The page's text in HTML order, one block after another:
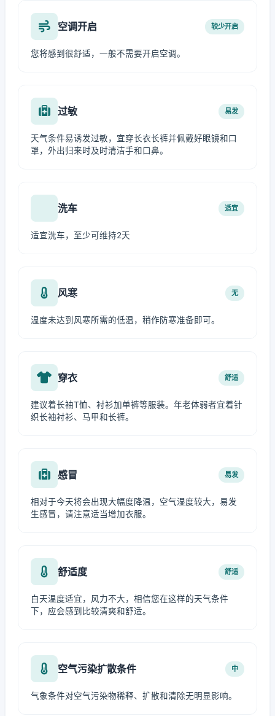
空调开启 较少开启
您将感到很舒适，一般不需要开启空调。
过敏 易发
天气条件易诱发过敏，宜穿长衣长裤并佩戴好眼镜和口
罩，外出归来时及时清洁手和口鼻。
洗车 适宜
适宜洗车，至少可维持2天
风寒 无
温度未达到风寒所需的低温，稍作防寒准备即可。
穿衣 舒适
建议着长袖T恤、衬衫加单裤等服装。年老体弱者宜着针
织长袖衬衫、马甲和长裤。
感冒 易发
相对于今天将会出现大幅度降温，空气湿度较大，易发
生感冒，请注意适当增加衣服。
舒适度 舒适
白天温度适宜，风力不大，相信您在这样的天气条件
下，应会感到比较清爽和舒适。
空气污染扩散条件 中
气象条件对空气污染物稀释、扩散和清除无明显影响。